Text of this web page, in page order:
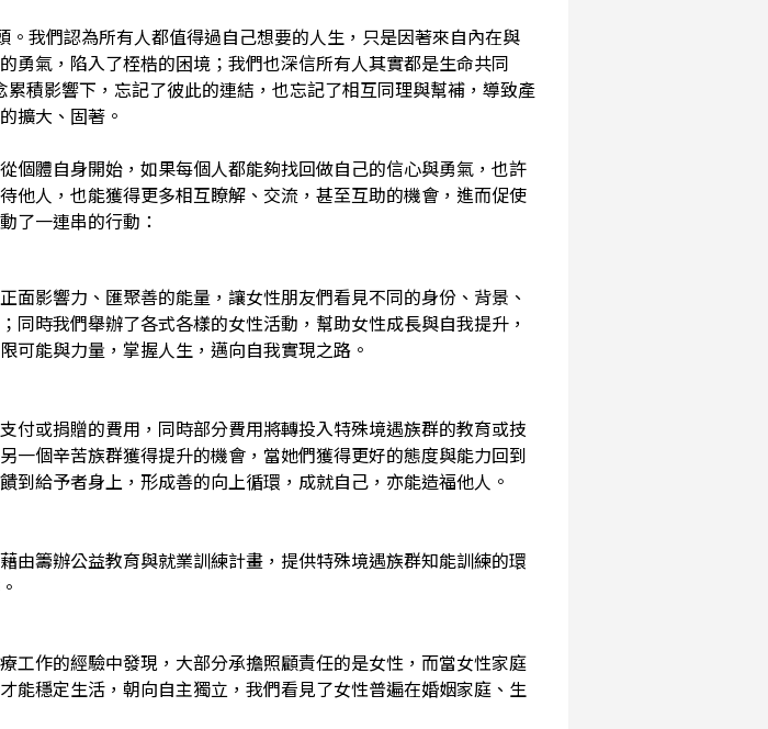
我們認為所有人都值得過自己想要的人生，只是因著來自內在與
勇氣，陷入了桎梏的困境；我們也深信所有人其實都是生命共同
積影響下，忘記了彼此的連結，也忘記了相互同理與幫補，導致產
擴大、固著。
個體自身開始，如果每個人都能夠找回做自己的信心與勇氣，也許
他人，也能獲得更多相互瞭解、交流，甚至互助的機會，進而促使
了一連串的行動：
影響力、匯聚善的能量，讓女性朋友們看見不同的身份、背景、
時我們舉辦了各式各樣的女性活動，幫助女性成長與自我提升，
可能與力量，掌握人生，邁向自我實現之路。
付或捐贈的費用，同時部分費用將轉投入特殊境遇族群的教育或技
一個辛苦族群獲得提升的機會，當她們獲得更好的態度與能力回到
給予者身上，形成善的向上循環，成就自己，亦能造福他人。
由籌辦公益教育與就業訓練計畫，提供特殊境遇族群知能訓練的環
工作的經驗中發現，大部分承擔照顧責任的是女性，而當女性家庭
能穩定生活，朝向自主獨立，我們看見了女性普遍在婚姻家庭、生